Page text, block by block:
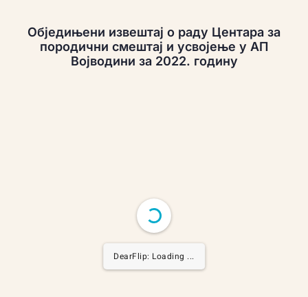
Обједињени извештај о раду Центара за
породични смештај и усвојење у АП
Војводини за 2022. годину
DearFlip: Loading ...